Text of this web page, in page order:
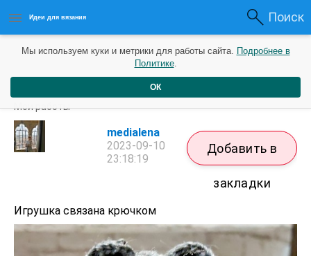
Идеи для вязания Поиск
Маленький медвежонок в коллекцию
Мои работы
medialena
2023-09-10
23:18:19
Добавить в
закладки
Игрушка связана крючком
Мы используем куки и метрики для работы сайта. Подробнее в
Политике.
ОК